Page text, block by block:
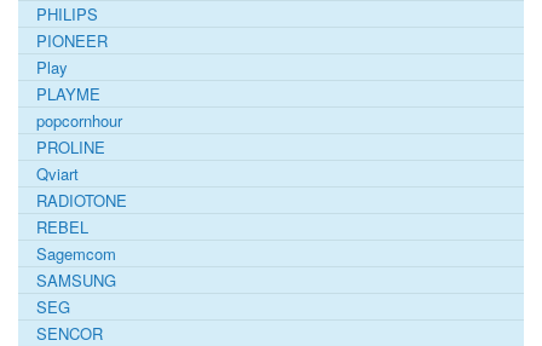
PHILIPS
PIONEER
Play
PLAYME
popcornhour
PROLINE
Qviart
RADIOTONE
REBEL
Sagemcom
SAMSUNG
SEG
SENCOR